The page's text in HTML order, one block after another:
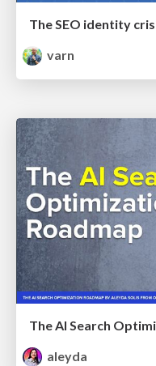
varn
aleyda